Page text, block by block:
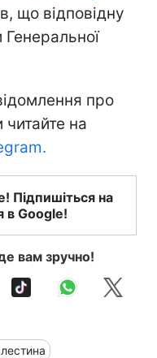
що відповідну
Генеральної
про
читайте на
Підпишіться на
в Google!
вам зручно!